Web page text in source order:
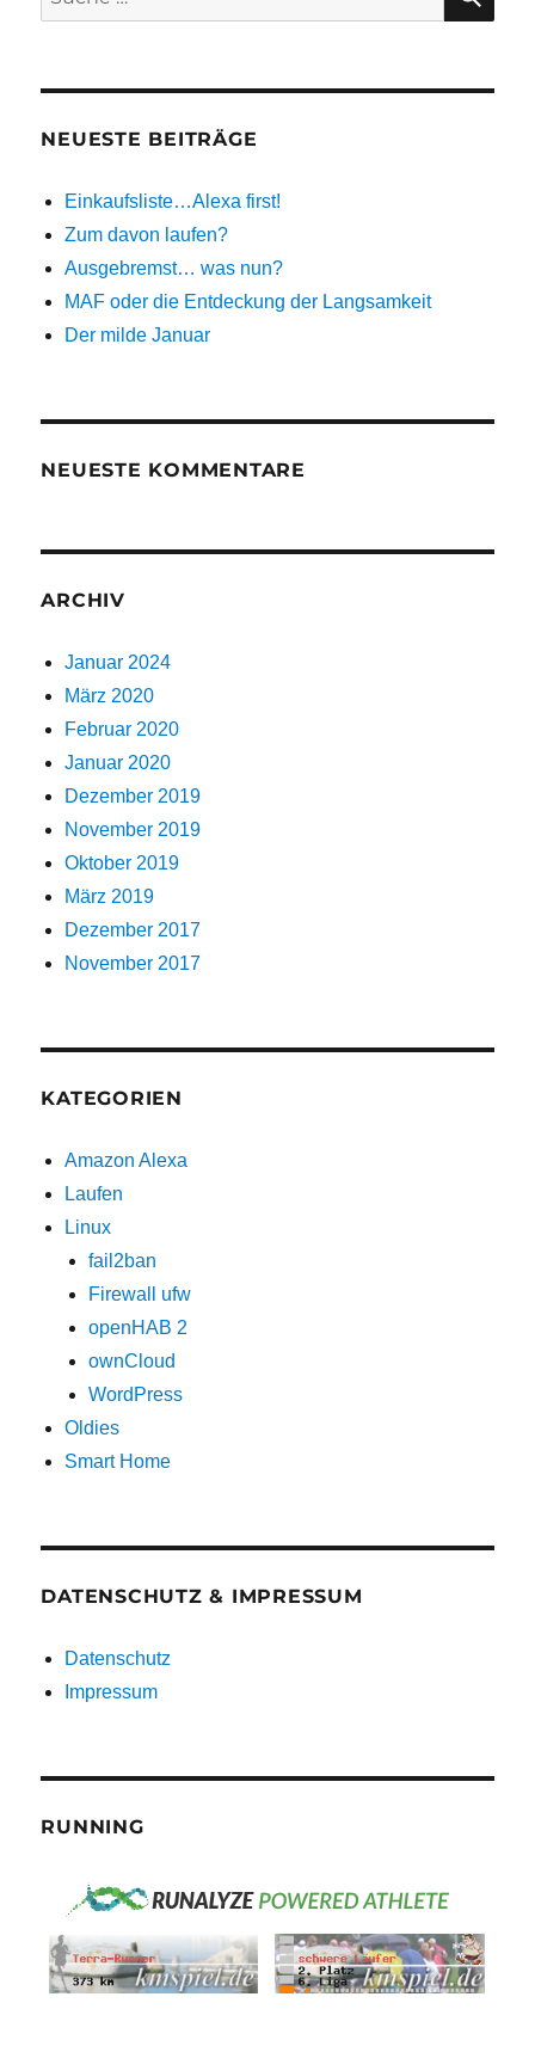
nach:
NEUESTE BEITRÄGE
Einkaufsliste…Alexa first!
Zum davon laufen?
Ausgebremst… was nun?
MAF oder die Entdeckung der Langsamkeit
Der milde Januar
NEUESTE KOMMENTARE
ARCHIV
Januar 2024
März 2020
Februar 2020
Januar 2020
Dezember 2019
November 2019
Oktober 2019
März 2019
Dezember 2017
November 2017
KATEGORIEN
Amazon Alexa
Laufen
Linux
fail2ban
Firewall ufw
openHAB 2
ownCloud
WordPress
Oldies
Smart Home
DATENSCHUTZ & IMPRESSUM
Datenschutz
Impressum
RUNNING